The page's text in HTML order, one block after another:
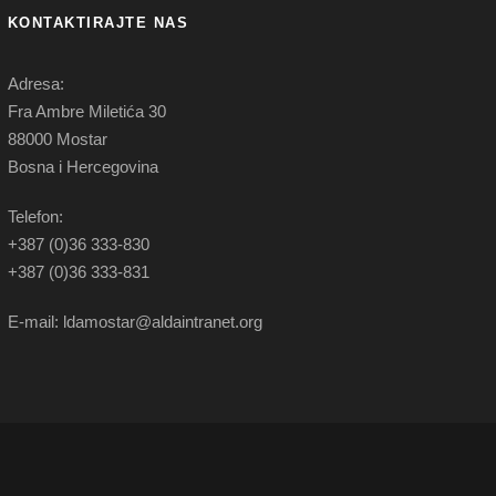
KONTAKTIRAJTE NAS
Adresa:
Fra Ambre Miletića 30
88000 Mostar
Bosna i Hercegovina
Telefon:
+387 (0)36 333-830
+387 (0)36 333-831
E-mail: ldamostar@aldaintranet.org